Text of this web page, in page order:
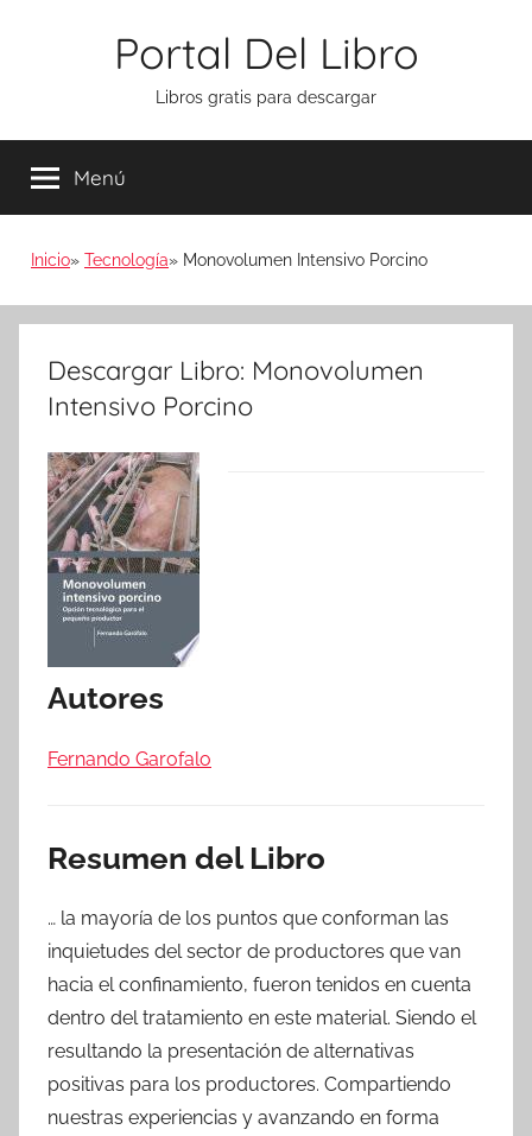
Portal Del Libro
Libros gratis para descargar
Menú
Inicio Tecnología Monovolumen Intensivo Porcino
Descargar Libro: Monovolumen
Intensivo Porcino
Autores
Fernando Garofalo
Resumen del Libro
… la mayoría de los puntos que conforman las
inquietudes del sector de productores que van
hacia el confinamiento, fueron tenidos en cuenta
dentro del tratamiento en este material. Siendo el
resultando la presentación de alternativas
positivas para los productores. Compartiendo
nuestras experiencias y avanzando en forma